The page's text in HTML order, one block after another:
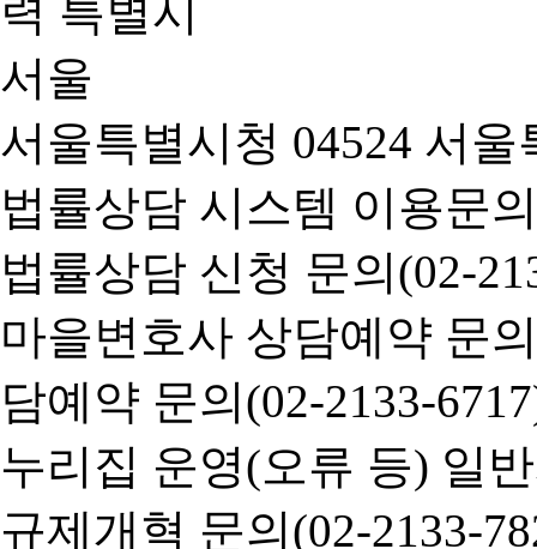
서울특별시청 04524 서
법률상담 시스템 이용문
법률상담 신청 문의(02-
마을변호사 상담예약 문
담예약 문의(02-2133-
누리집 운영(오류 등) 일
규제개혁 문의(02-2133-